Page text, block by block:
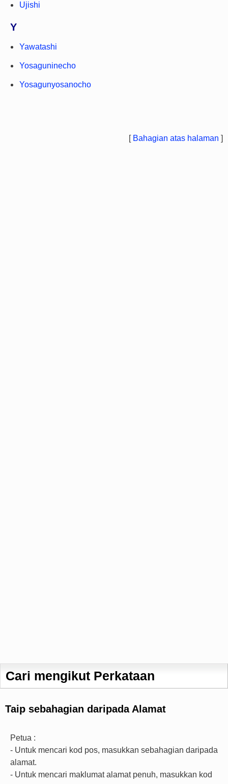
Ujishi
Y
Yawatashi
Yosaguninecho
Yosagunyosanocho
[ Bahagian atas halaman ]
Cari mengikut Perkataan
Taip sebahagian daripada Alamat
Petua :
- Untuk mencari kod pos, masukkan sebahagian daripada
alamat.
- Untuk mencari maklumat alamat penuh, masukkan kod